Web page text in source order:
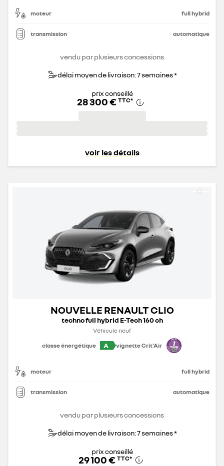
moteur full hybrid
transmission automatique
vendu par plusieurs concessions
délai moyen de livraison: 7 semaines *
prix conseillé
28 300 € TTC*
voir les détails
NOUVELLE RENAULT CLIO
techno full hybrid E-Tech 160 ch
Véhicule neuf
classe énergétique
A vignette Crit'Air
moteur full hybrid
transmission automatique
vendu par plusieurs concessions
délai moyen de livraison: 7 semaines *
prix conseillé
29 100 € TTC*